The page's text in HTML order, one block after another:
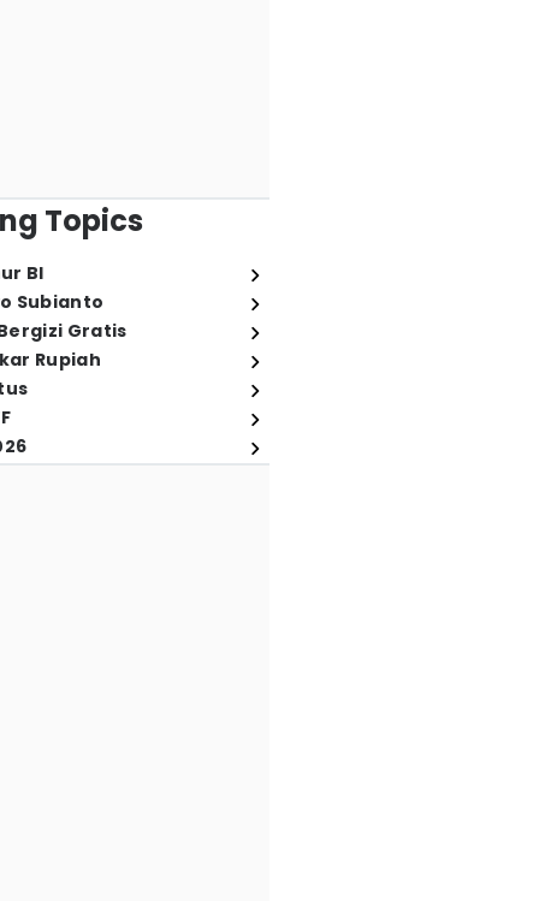
Topics
BI
Subianto
Gratis
Rupiah